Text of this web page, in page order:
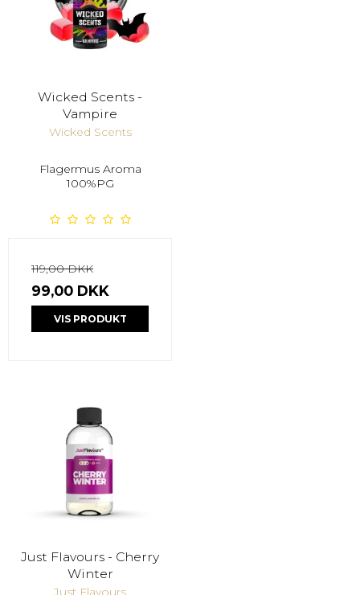
Wicked Scents -
Vampire
Wicked Scents
Flagermus Aroma
100%PG
119,00 DKK
99,00 DKK
VIS PRODUKT
Just Flavours - Cherry
Winter
Just Flavours